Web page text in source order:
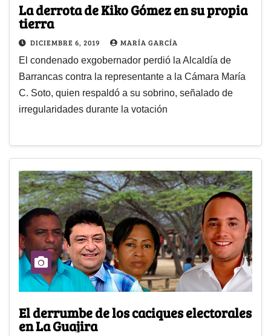
La derrota de Kiko Gómez en su propia
tierra
DICIEMBRE 6, 2019 MARÍA GARCÍA
El condenado exgobernador perdió la Alcaldía de
Barrancas contra la representante a la Cámara María
C. Soto, quien respaldó a su sobrino, señalado de
irregularidades durante la votación
El derrumbe de los caciques electorales
en La Guajira